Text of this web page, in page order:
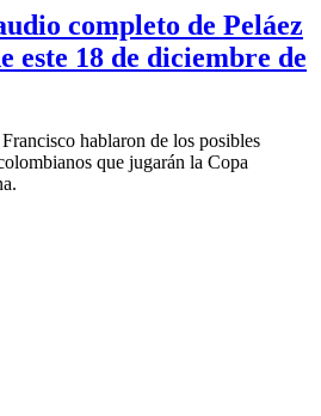
completo de Peláez
este 18 de diciembre de
hablaron de los posibles
que jugarán la Copa